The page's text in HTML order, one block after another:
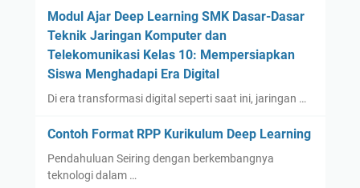
Modul Ajar Deep Learning SMK Dasar-Dasar
Teknik Jaringan Komputer dan
Telekomunikasi Kelas 10: Mempersiapkan
Siswa Menghadapi Era Digital
Di era transformasi digital seperti saat ini, jaringan …
Contoh Format RPP Kurikulum Deep Learning
Pendahuluan Seiring dengan berkembangnya
teknologi dalam …